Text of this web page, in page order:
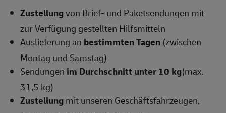
Zustellungvon Brief- und Paketsendungen mit
zur Verfügung gestellten Hilfsmitteln
Auslieferung an bestimmten Tagen (zwischen
Montag und Samstag)
Sendungen im Durchschnitt unter 10 kg(max.
31,5 kg)
Zustellungmit unseren Geschäftsfahrzeugen,